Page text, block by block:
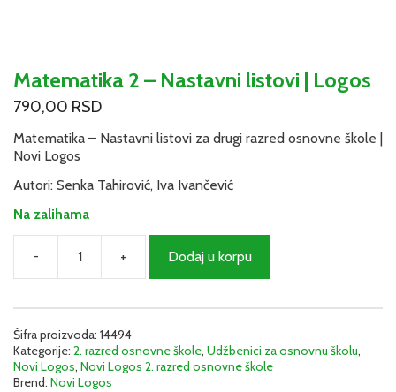
Matematika 2 – Nastavni listovi | Logos
790,00 RSD
Matematika – Nastavni listovi za drugi razred osnovne škole |
Novi Logos
Autori: Senka Tahirović, Iva Ivančević
Na zalihama
-
Matematika
2
|
Logos
+ Dodaj u korpu
Šifra proizvoda: 14494
Kategorije: 2. razred osnovne škole, Udžbenici za osnovnu školu,
Novi Logos, Novi Logos 2. razred osnovne škole
Brend: Novi Logos